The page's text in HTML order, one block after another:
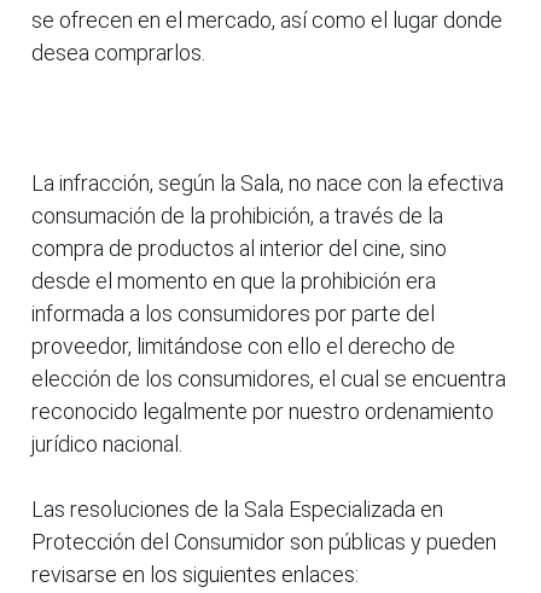
se ofrecen en el mercado, así como el lugar donde
desea comprarlos.
La infracción, según la Sala, no nace con la efectiva
consumación de la prohibición, a través de la
compra de productos al interior del cine, sino
desde el momento en que la prohibición era
informada a los consumidores por parte del
proveedor, limitándose con ello el derecho de
elección de los consumidores, el cual se encuentra
reconocido legalmente por nuestro ordenamiento
jurídico nacional.
Las resoluciones de la Sala Especializada en
Protección del Consumidor son públicas y pueden
revisarse en los siguientes enlaces: